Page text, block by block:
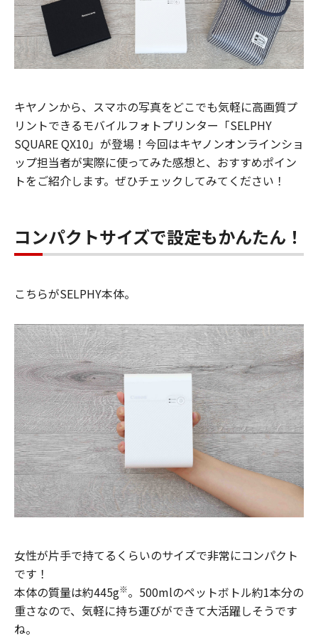
キヤノンから、スマホの写真をどこでも気軽に高画質プ
リントできるモバイルフォトプリンター「SELPHY
SQUARE QX10」が登場！今回はキヤノンオンラインショ
ップ担当者が実際に使ってみた感想と、おすすめポイン
トをご紹介します。ぜひチェックしてみてください！
コンパクトサイズで設定もかんたん！
こちらがSELPHY本体。
女性が片手で持てるくらいのサイズで非常にコンパクト
です！
本体の質量は約445g※。500mlのペットボトル約1本分の
重さなので、気軽に持ち運びができて大活躍しそうです
ね。